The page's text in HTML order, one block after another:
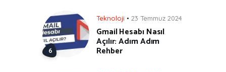
Teknoloji 23 Temmuz 2024
Gmail Hesabı Nasıl
Açılır: Adım Adım
Rehber